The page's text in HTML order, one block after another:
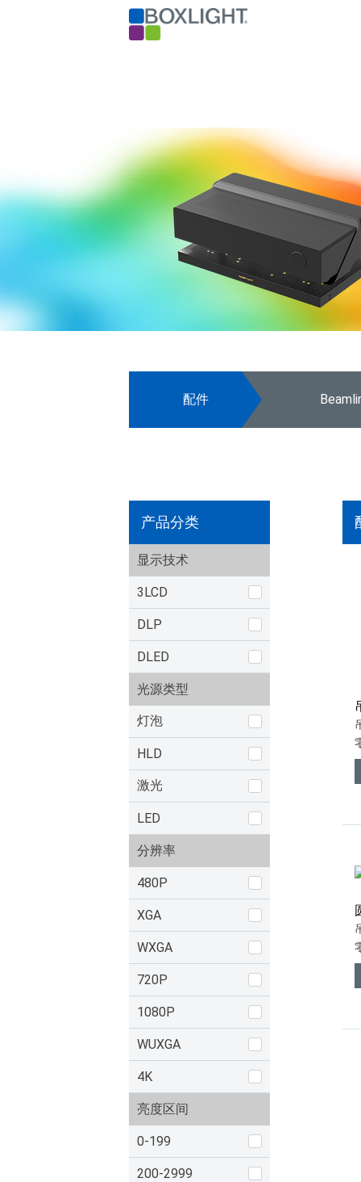
配件
产品分类
显示技术
3LCD
DLP
DLED
光源类型
灯泡
HLD
激光
LED
分辨率
480P
XGA
WXGA
720P
1080P
WUXGA
4K
亮度区间
0-199
200-2999